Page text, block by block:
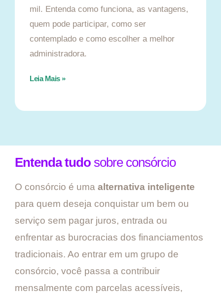
mil. Entenda como funciona, as vantagens,
quem pode participar, como ser
contemplado e como escolher a melhor
administradora.
Leia Mais »
Entenda tudo sobre consórcio
O consórcio é uma alternativa inteligente
para quem deseja conquistar um bem ou
serviço sem pagar juros, entrada ou
enfrentar as burocracias dos financiamentos
tradicionais. Ao entrar em um grupo de
consórcio, você passa a contribuir
mensalmente com parcelas acessíveis,